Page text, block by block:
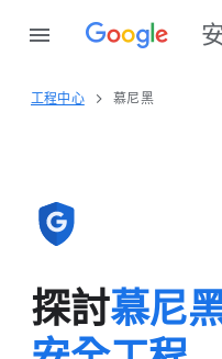
工程​中心 慕尼黑
探討慕​尼